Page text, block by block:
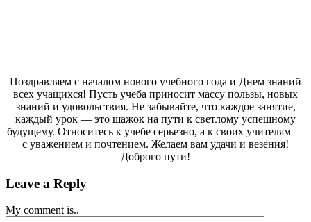
Поздравляем с началом нового учебного года и Днем знаний
всех учащихся! Пусть учеба приносит массу пользы, новых
знаний и удовольствия. Не забывайте, что каждое занятие,
каждый урок — это шажок на пути к светлому успешному
будущему. Относитесь к учебе серьезно, а к своих учителям —
с уважением и почтением. Желаем вам удачи и везения!
Доброго пути!
Leave a Reply
My comment is..